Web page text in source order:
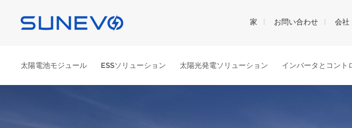
家 お問い合わせ 会社
太陽電池モジュール ESSソリューション 太陽光発電ソリューション インバータとコント